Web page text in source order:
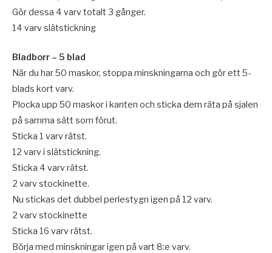
Gör dessa 4 varv totalt 3 gånger.
14 varv slätstickning
Bladborr – 5 blad
När du har 50 maskor, stoppa minskningarna och gör ett 5-
blads kort varv.
Plocka upp 50 maskor i kanten och sticka dem räta på sjalen
på samma sätt som förut.
Sticka 1 varv rätst.
12 varv i slätstickning.
Sticka 4 varv rätst.
2 varv stockinette.
Nu stickas det dubbel perlestygn igen på 12 varv.
2 varv stockinette
Sticka 16 varv rätst.
Börja med minskningar igen på vart 8:e varv.